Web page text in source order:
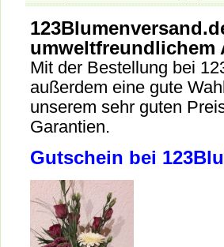
umweltfreundlichem
Mit der Bestellung bei
außerdem eine gute
unserem sehr guten
Garantien.
Gutschein bei